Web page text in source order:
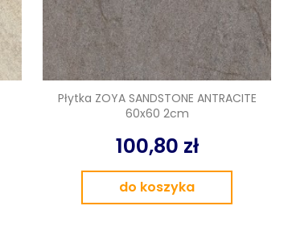
Płytka ZOYA SANDSTONE ANTRACITE
60x60 2cm
100,80 zł
do koszyka